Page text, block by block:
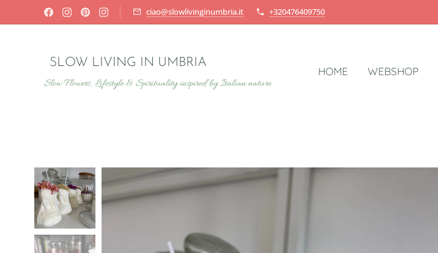
ciao@slowlivinginumbria.it +320476409750
SLOW LIVING IN UMBRIA
Slow Flowers, Lifestyle & Spirituality inspired by Italian nature
HOME WEBSHOP